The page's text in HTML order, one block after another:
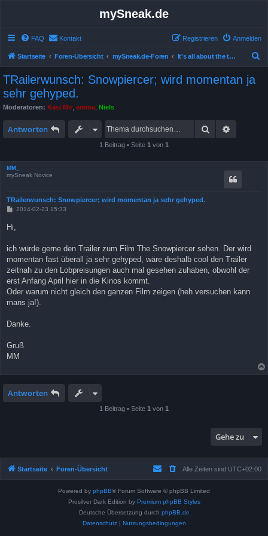
mySneak.de
FAQ Kontakt Anmelden
Registrieren
Startseite Foren-Übersicht mySneak.de-Foren It's all about the trailers!
TRailerwunsch: Snowpiercer; wird momentan ja
sehr gehyped.
Moderatoren: Kasi Mir emma Niels
Antworten Suche
1 Beitrag • Seite 1 von 1
MM_
mySneak Novice
TRailerwunsch: Snowpiercer; wird momentan ja sehr gehyped.
B
t
a
g
2014-02-23 15:33
Hi,
ich würde gerne den Trailer zum Film The Snowpiercer sehen. Der wird
momentan fast überall ja sehr gehyped, wäre deshalb cool den Trailer
zeitnah zu den Lobpreisungen auch mal gesehen zuhaben, obwohl der
erst Anfang April hier in die Kinos kommt.
Oder warum nicht gleich den ganzen Film zeigen (heh versuchen kann
mans ja!).
Danke.
Gruß
MM
Antworten
1 Beitrag • Seite 1 von 1
Gehe zu
Startseite Foren-Übersicht Alle Zeiten sind UTC+02:00
Powered by phpBB® Forum Software © phpBB Limited
Prosilver Dark Edition by Premium phpBB Styles
Deutsche Übersetzung durch phpBB.de
Datenschutz| Nutzungsbedingungen